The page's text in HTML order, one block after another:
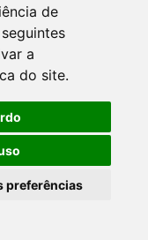
de
a
do site.
preferências